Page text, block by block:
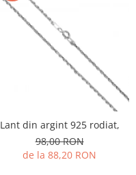
Lant din argint 925 rodiat,
98,00 RON
de la 88,20 RON